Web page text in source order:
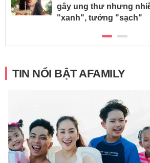
gây ung thư nhưng
"xanh", tưởng "sạch"
TIN NỔI BẬT AFAMILY